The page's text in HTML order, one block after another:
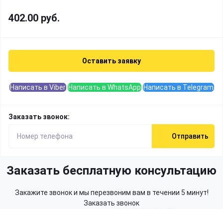
402.00 руб.
Оставить заявку
Написать в Viber Написать в WhatsApp Написать в Telegram
Заказать звонок:
Отправить
Заказать бесплатную консультацию
Закажите звонок и мы перезвоним вам в течении 5 минут!
Заказать звонок